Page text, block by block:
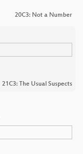
20C3: Not a Number
21C3: The Usual Suspects